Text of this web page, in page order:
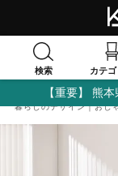
検索 カテ
【重要】 熊
暮らしのデザイン｜おし